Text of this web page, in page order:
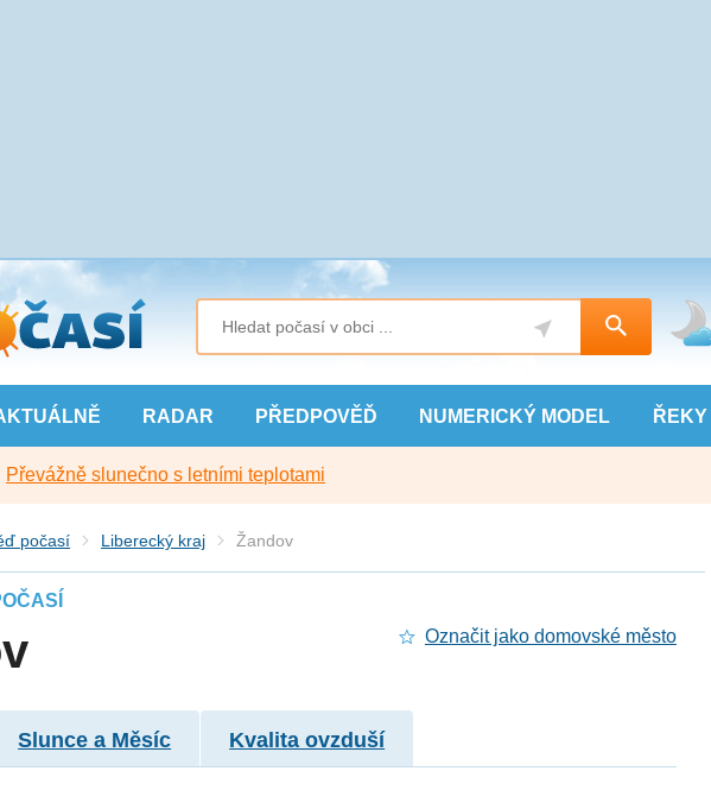
RADAR PŘEDPOVĚĎ NUMERICKÝ MODEL ŘEKY
Převážně slunečno s letními teplotami
počasí Liberecký kraj Žandov
Označit jako domovské město
Slunce a Měsíc Kvalita ovzduší